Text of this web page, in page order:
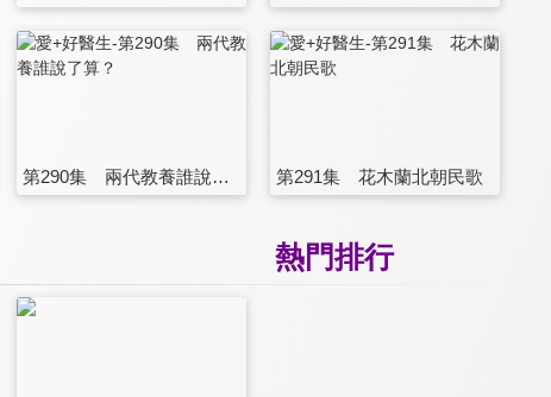
第290集 兩代教養誰說了算？ 第291集 花木蘭北朝民歌
熱門排行